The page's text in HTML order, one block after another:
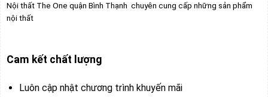
Nội thất The One quận Bình Thạnh chuyên cung cấp những sản phẩm
nội thất
Cam kết chất lượng
Luôn cập nhật chương trình khuyến mãi